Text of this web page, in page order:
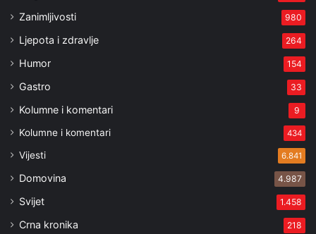
Zanimljivosti 980
Ljepota i zdravlje 264
Humor 154
Gastro 33
Kolumne i komentari 9
Kolumne i komentari 434
Vijesti 6.841
Domovina 4.987
Svijet 1.458
Crna kronika 218